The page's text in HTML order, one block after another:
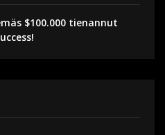
$100.000 tienannut